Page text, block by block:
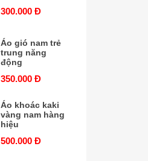
300.000 Đ
Áo gió nam trẻ
trung năng
động
350.000 Đ
Áo khoác kaki
vàng nam hàng
hiệu
500.000 Đ